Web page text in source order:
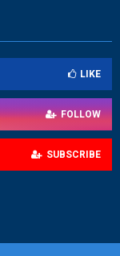
LIKE
FOLLOW
SUBSCRIBE